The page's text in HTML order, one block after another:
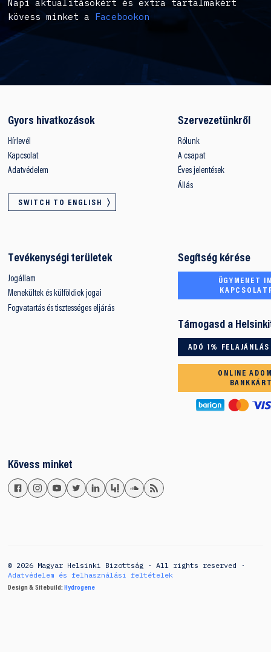
Napi aktualitásokért és extra tartalmakért
kövess minket a Facebookon
Gyors hivatkozások
Hírlevél
Kapcsolat
Adatvédelem
SWITCH TO ENGLISH
Szervezetünkről
Rólunk
A csapat
Éves jelentések
Állás
Tevékenységi területek
Jogállam
Menekültek és külföldiek jogai
Fogvatartás és tisztességes eljárás
Segítség kérése
ÜGYMENET
Támogasd a
ADÓ 1% FELAJÁNLÁS
ONLINE
Kövess minket
© 2026 Magyar Helsinki Bizottság · All rights reserved ·
Adatvédelem és felhasználási feltételek
Design & Sitebuild:Hydrogene